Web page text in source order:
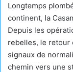
Longtemps
continent, la
Depuis les
rebelles, le retour
signaux de
chemin vers une